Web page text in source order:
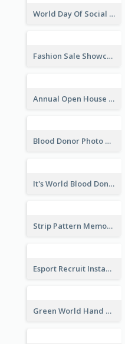
World Day Of Social Justice Instagram Post
Fashion Sale Showcase Instagram Post
Annual Open House Instagram Post
Blood Donor Photo World Blood Donor Day Instagram Post
It's World Blood Donor Day Photo Instagram Post
Strip Pattern Memorial Day Instagram Post
Esport Recruit Instagram Post
Green World Hand Hygiene Day Instagram Post